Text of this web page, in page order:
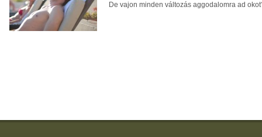
De vajon minden változás aggodalomra ad